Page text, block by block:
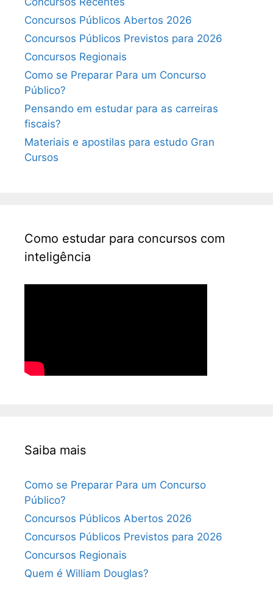
Concursos Públicos Abertos 2026
Concursos Públicos Previstos para 2026
Concursos Regionais
Como se Preparar Para um Concurso
Público?
Pensando em estudar para as carreiras
fiscais?
Materiais e apostilas para estudo Gran
Cursos
Como estudar para concursos com
inteligência
Saiba mais
Como se Preparar Para um Concurso
Público?
Concursos Públicos Abertos 2026
Concursos Públicos Previstos para 2026
Concursos Regionais
Quem é William Douglas?